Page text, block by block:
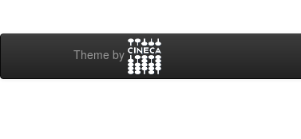
Theme by